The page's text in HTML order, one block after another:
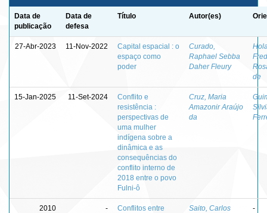
Data de
publicação
Data de
defesa
Título Autor(es)
27-Abr-2023 11-Nov-2022
Capital espacial : o
espaço como
poder
Curado,
Raphael Sebba
Daher Fleury
de
15-Jan-2025 11-Set-2024
Conflito e
resistência :
perspectivas de
uma mulher
indígena sobre a
dinâmica e as
consequências do
conflito interno de
2018 entre o povo
Fulni-ô
Cruz, Maria
Amazonir Araújo
da
2010 -
Conflitos entre
Saito, Carlos
-